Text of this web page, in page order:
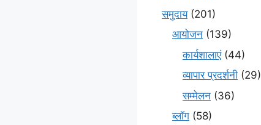
समुदाय(201)
आयोजन (139)
कार्यशालाएं(44)
व्यापार प्रदर्शनी (29)
सम्मेलन (36)
ब्लॉग (58)